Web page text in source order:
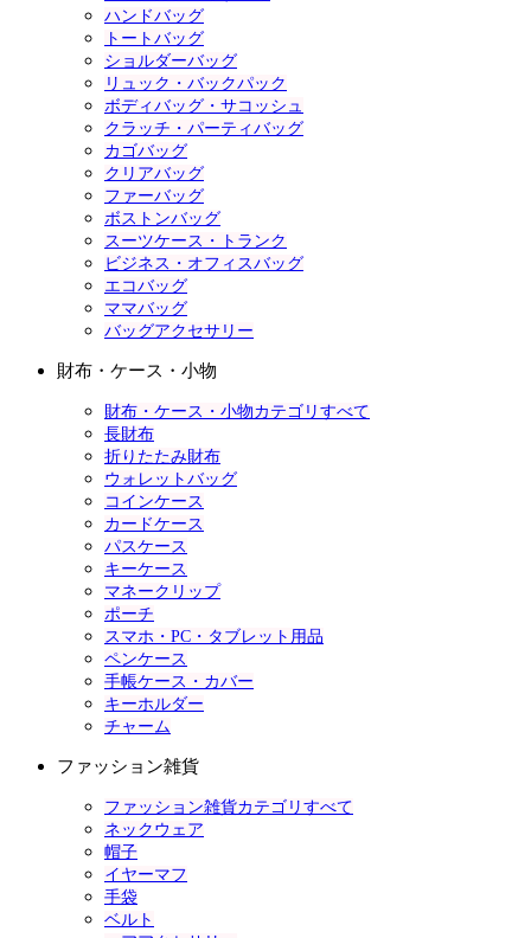
ハンドバッグ
トートバッグ
ショルダーバッグ
リュック・バックパック
ボディバッグ・サコッシュ
クラッチ・パーティバッグ
カゴバッグ
クリアバッグ
ファーバッグ
ボストンバッグ
スーツケース・トランク
ビジネス・オフィスバッグ
エコバッグ
ママバッグ
バッグアクセサリー
財布・ケース・小物
財布・ケース・小物カテゴリすべて
長財布
折りたたみ財布
ウォレットバッグ
コインケース
カードケース
パスケース
キーケース
マネークリップ
ポーチ
スマホ・PC・タブレット用品
ペンケース
手帳ケース・カバー
キーホルダー
チャーム
ファッション雑貨
ファッション雑貨カテゴリすべて
ネックウェア
帽子
イヤーマフ
手袋
ベルト